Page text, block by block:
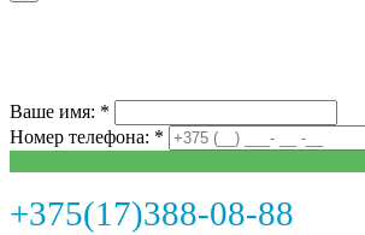
Ваше имя: *
Номер телефона: *
+375(17)388-08-88